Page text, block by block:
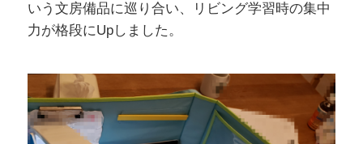
いう文房備品に巡り合い、リビング学習時の集中
力が格段にUpしました。